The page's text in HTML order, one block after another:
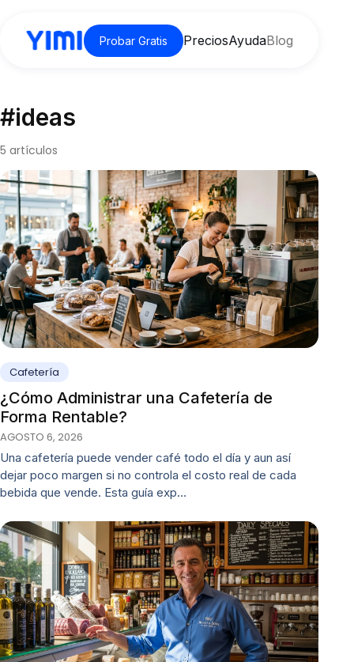
Probar Gratis PreciosAyudaBlog
#ideas
5 artículos
Cafetería
¿Cómo Administrar una Cafetería de
Forma Rentable?
AGOSTO 6, 2026
Una cafetería puede vender café todo el día y aun así
dejar poco margen si no controla el costo real de cada
bebida que vende. Esta guía exp…